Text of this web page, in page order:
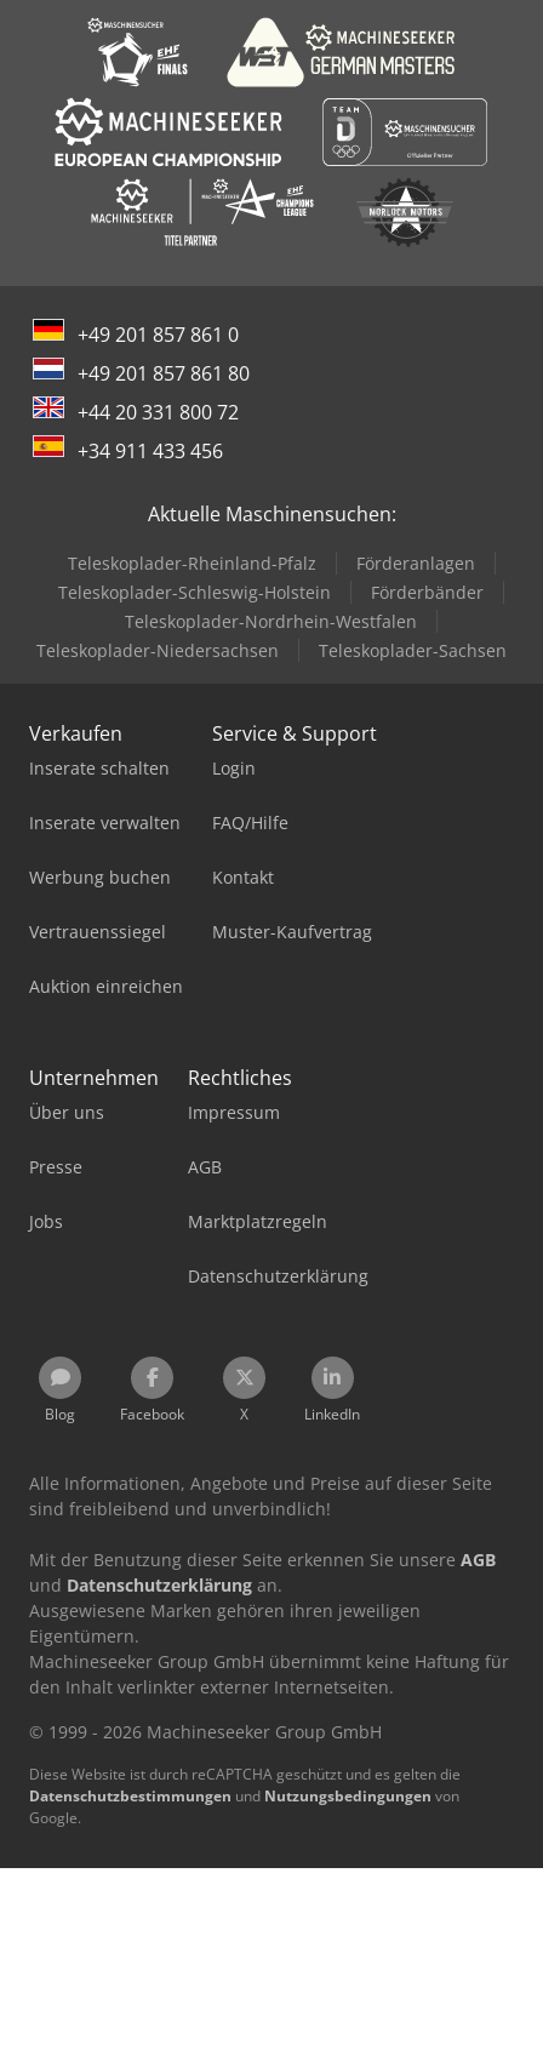
+49 201 857 861 0
+49 201 857 861 80
+44 20 331 800 72
+34 911 433 456
Aktuelle Maschinensuchen:
Teleskoplader-Rheinland-Pfalz
Förderanlagen
Teleskoplader-Schleswig-Holstein
Förderbänder
Teleskoplader-Nordrhein-Westfalen
Teleskoplader-Niedersachsen
Teleskoplader-Sachsen
Verkaufen
Inserate schalten
Inserate verwalten
Werbung buchen
Vertrauenssiegel
Auktion einreichen
Service & Support
Login
FAQ/Hilfe
Kontakt
Muster-Kaufvertrag
Unternehmen
Über uns
Presse
Jobs
Rechtliches
Impressum
AGB
Marktplatzregeln
Datenschutzerklärung
Blog Facebook X LinkedIn
Alle Informationen, Angebote und Preise auf dieser Seite
sind freibleibend und unverbindlich!
Mit der Benutzung dieser Seite erkennen Sie unsere AGB
und Datenschutzerklärung an.
Ausgewiesene Marken gehören ihren jeweiligen
Eigentümern.
Machineseeker Group GmbH übernimmt keine Haftung für
den Inhalt verlinkter externer Internetseiten.
© 1999 - 2026 Machineseeker Group GmbH
Diese Website ist durch reCAPTCHA geschützt und es gelten die
Datenschutzbestimmungen und Nutzungsbedingungen von
Google.